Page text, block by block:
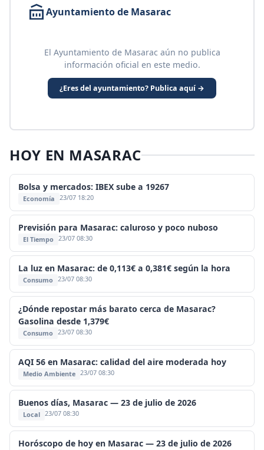
Ayuntamiento de Masarac
El Ayuntamiento de Masarac aún no publica
información oficial en este medio.
¿Eres del ayuntamiento? Publica aquí →
HOY EN MASARAC
Bolsa y mercados: IBEX sube a 19267
Economía 23/07 18:20
Previsión para Masarac: caluroso y poco nuboso
El Tiempo 23/07 08:30
La luz en Masarac: de 0,113€ a 0,381€ según la hora
Consumo 23/07 08:30
¿Dónde repostar más barato cerca de Masarac?
Gasolina desde 1,379€
Consumo 23/07 08:30
AQI 56 en Masarac: calidad del aire moderada hoy
Medio Ambiente 23/07 08:30
Buenos días, Masarac — 23 de julio de 2026
Local 23/07 08:30
Horóscopo de hoy en Masarac — 23 de julio de 2026